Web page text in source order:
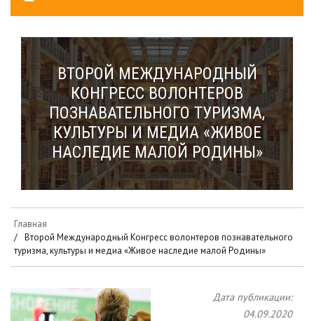
ВТОРОЙ МЕЖДУНАРОДНЫЙ
КОНГРЕСС ВОЛОНТЕРОВ
ПОЗНАВАТЕЛЬНОГО ТУРИЗМА,
КУЛЬТУРЫ И МЕДИА «ЖИВОЕ
НАСЛЕДИЕ МАЛОЙ РОДИНЫ»
Главная
Второй Международный Конгресс волонтеров познавательного
туризма, культуры и медиа «Живое наследие малой Родины»
Дата публикации:
04.09.2020